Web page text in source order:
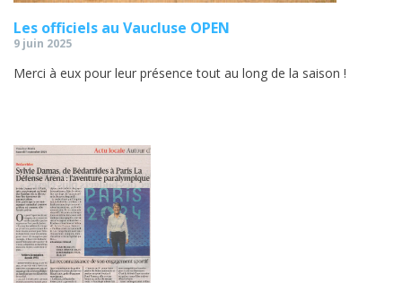
Les officiels au Vaucluse OPEN
9 juin 2025
Merci à eux pour leur présence tout au long de la saison !